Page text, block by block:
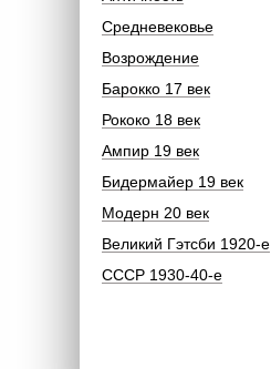
Средневековье
Возрождение
Барокко 17 век
Рококо 18 век
Ампир 19 век
Бидермайер 19 век
Модерн 20 век
Великий Гэтсби 1920-е
СССР 1930-40-е